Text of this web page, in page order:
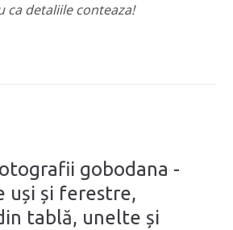
ca detaliile conteaza!
gobodana -
uși și ferestre,
tablă, unelte și